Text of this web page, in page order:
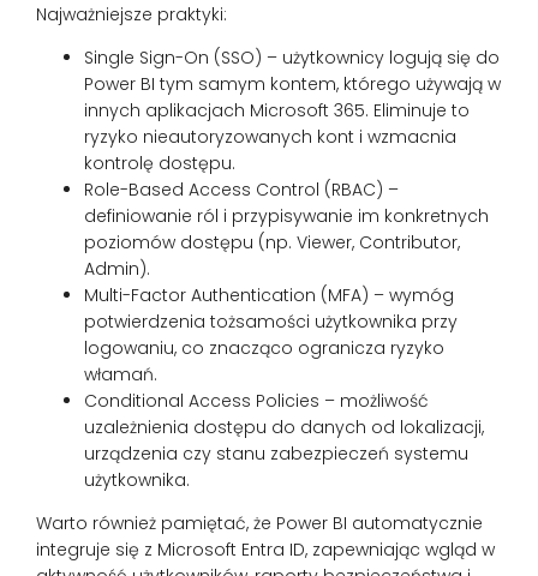
Najważniejsze praktyki:
Single Sign-On (SSO) – użytkownicy logują się do
Power BI tym samym kontem, którego używają w
innych aplikacjach Microsoft 365. Eliminuje to
ryzyko nieautoryzowanych kont i wzmacnia
kontrolę dostępu.
Role-Based Access Control (RBAC) –
definiowanie ról i przypisywanie im konkretnych
poziomów dostępu (np. Viewer, Contributor,
Admin).
Multi-Factor Authentication (MFA) – wymóg
potwierdzenia tożsamości użytkownika przy
logowaniu, co znacząco ogranicza ryzyko
włamań.
Conditional Access Policies – możliwość
uzależnienia dostępu do danych od lokalizacji,
urządzenia czy stanu zabezpieczeń systemu
użytkownika.
Warto również pamiętać, że Power BI automatycznie
integruje się z Microsoft Entra ID, zapewniając wgląd w